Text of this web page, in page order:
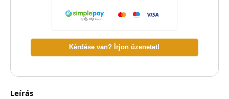
Kérdése van? Írjon üzenetet!
Leírás